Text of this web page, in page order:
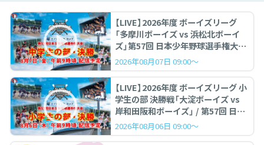
【LIVE】2026年度 ボーイズリーグ
「多摩川ボーイズ vs 浜松北ボーイ
ズ」第57回 日本少年野球選手権大会
中学生の部 決勝戦
2026年08月07日 09:00～
【LIVE】2026年度 ボーイズリーグ 小
学生の部 決勝戦「大淀ボーイズ vs
岸和田阪和ボーイズ」 / 第57回 日本
少年野球選手権大会
2026年08月06日 09:00～